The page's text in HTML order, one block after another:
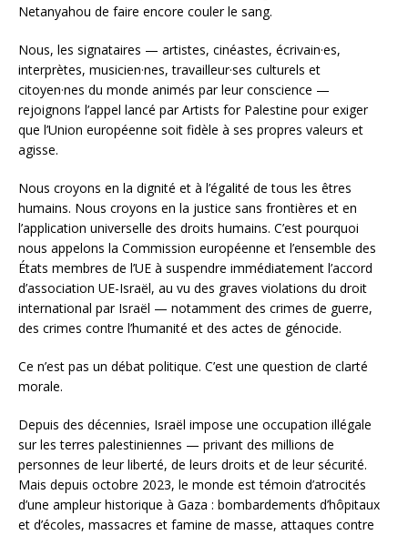
Netanyahou de faire encore couler le sang.
Nous, les signataires — artistes, cinéastes, écrivain·es,
interprètes, musicien·nes, travailleur·ses culturels et
citoyen·nes du monde animés par leur conscience —
rejoignons l’appel lancé par Artists for Palestine pour exiger
que l’Union européenne soit fidèle à ses propres valeurs et
agisse.
Nous croyons en la dignité et à l’égalité de tous les êtres
humains. Nous croyons en la justice sans frontières et en
l’application universelle des droits humains. C’est pourquoi
nous appelons la Commission européenne et l’ensemble des
États membres de l’UE à suspendre immédiatement l’accord
d’association UE-Israël, au vu des graves violations du droit
international par Israël — notamment des crimes de guerre,
des crimes contre l’humanité et des actes de génocide.
Ce n’est pas un débat politique. C’est une question de clarté
morale.
Depuis des décennies, Israël impose une occupation illégale
sur les terres palestiniennes — privant des millions de
personnes de leur liberté, de leurs droits et de leur sécurité.
Mais depuis octobre 2023, le monde est témoin d’atrocités
d’une ampleur historique à Gaza : bombardements d’hôpitaux
et d’écoles, massacres et famine de masse, attaques contre